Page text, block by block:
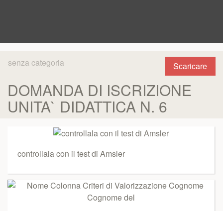
Scaricare
senza categoria
DOMANDA DI ISCRIZIONE
UNITA` DIDATTICA N. 6
controllala con il test di Amsler